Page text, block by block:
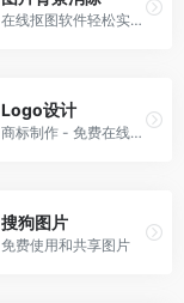
在线抠图软件轻松实现一键抠图
Logo设计
商标制作 - 免费在线Logo设计工具
搜狗图片
免费使用和共享图片